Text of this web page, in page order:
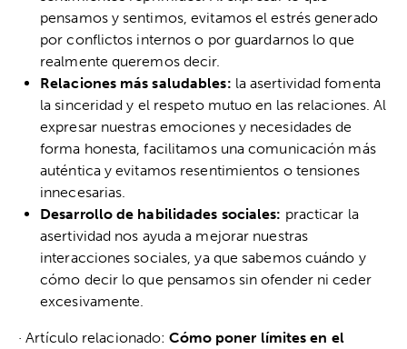
pensamos y sentimos, evitamos el estrés generado
por conflictos internos o por guardarnos lo que
realmente queremos decir.
Relaciones más saludables: la asertividad fomenta
la sinceridad y el respeto mutuo en las relaciones. Al
expresar nuestras emociones y necesidades de
forma honesta, facilitamos una comunicación más
auténtica y evitamos resentimientos o tensiones
innecesarias.
Desarrollo de habilidades sociales: practicar la
asertividad nos ayuda a mejorar nuestras
interacciones sociales, ya que sabemos cuándo y
cómo decir lo que pensamos sin ofender ni ceder
excesivamente.
· Artículo relacionado:Cómo poner límites en el